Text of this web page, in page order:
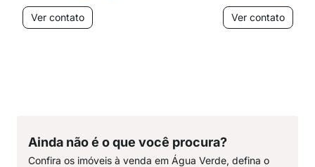
Ver contato
Ver contato
Ainda não é o que você procura?
Confira os imóveis à venda em Água Verde, defina o